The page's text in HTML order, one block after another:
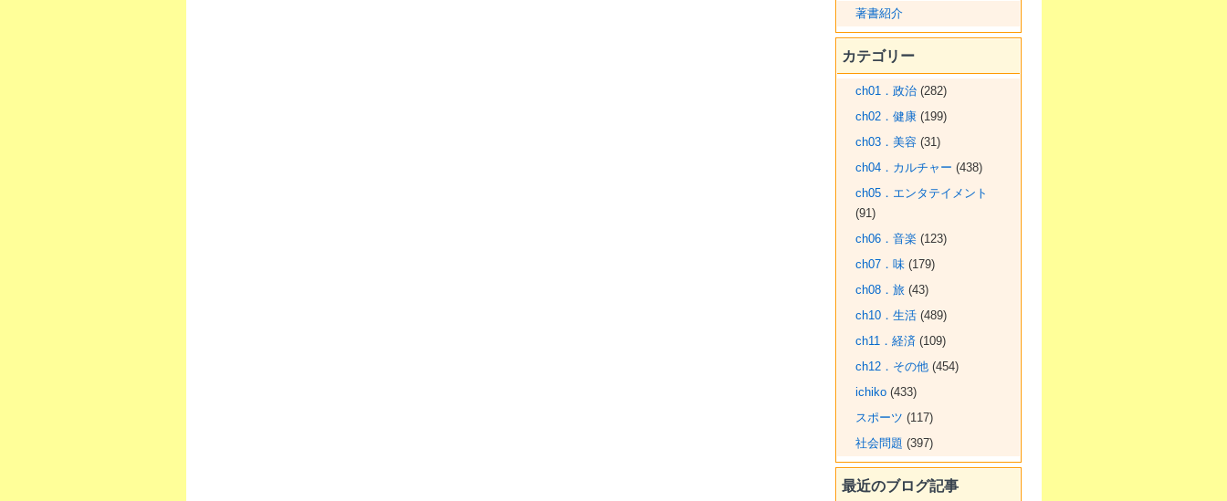
著書紹介
カテゴリー
ch01．政治(282)
ch02．健康(199)
ch03．美容(31)
ch04．カルチャー (438)
ch05．エンタテイメント
(91)
ch06．音楽(123)
ch07．味(179)
ch08．旅(43)
ch10．生活(489)
ch11．経済 (109)
ch12．その他(454)
ichiko(433)
スポーツ (117)
社会問題 (397)
最近のブログ記事